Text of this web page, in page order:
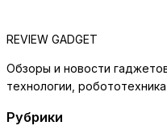
REVIEW GADGET
Обзоры и новости
технологии,
Рубрики